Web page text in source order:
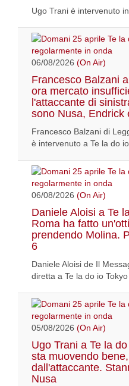
Ugo Trani è intervenuto
06/08/2026 (On Air)
Francesco Balzani
ora mercato
l'attaccante di
sono Nusa, Endrick
Francesco Balzani di
è intervenuto a Te la do
06/08/2026 (On Air)
Daniele Aloisi a Te
Roma ha fatto
prendendo Molina.
6
Daniele Aloisi de Il
diretta a Te la do io Tokyo
05/08/2026 (On Air)
Ugo Trani a Te la
sta muovendo
dall'attaccante.
Nusa